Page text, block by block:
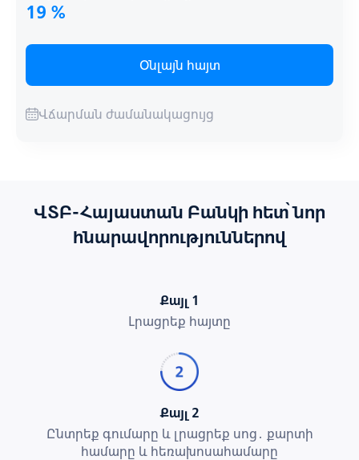
19 %
Օնլայն հայտ
Վճարման ժամանակացույց
ՎՏԲ-Հայաստան Բանկի հետ՝ նոր
հնարավորություններով
Քայլ 1
Լրացրեք հայտը
Քայլ 2
Ընտրեք գումարը և լրացրեք սոց․ քարտի
համարը և հեռախոսահամարը